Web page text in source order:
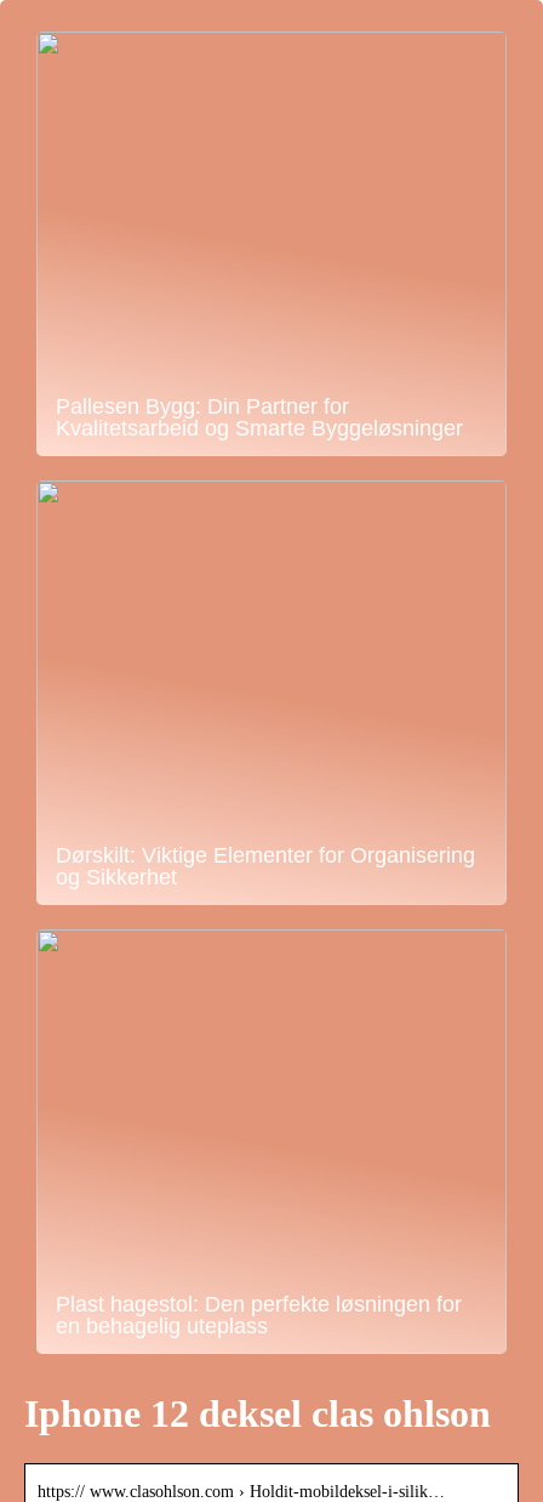
Pallesen Bygg: Din Partner for
Kvalitetsarbeid og Smarte Byggeløsninger
Dørskilt: Viktige Elementer for Organisering
og Sikkerhet
Plast hagestol: Den perfekte løsningen for
en behagelig uteplass
Iphone 12 deksel clas ohlson
https:// www.clasohlson.com › Holdit-mobildeksel-i-silik…